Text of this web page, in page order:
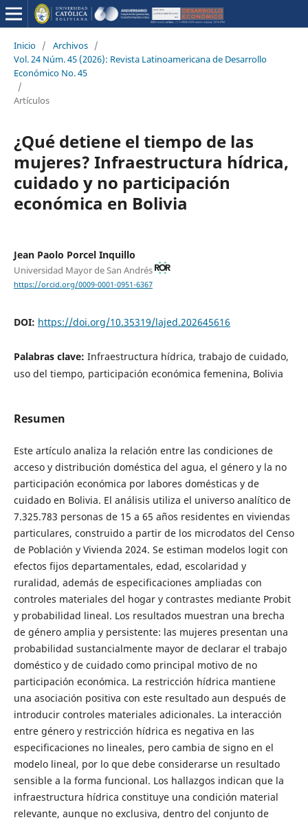
Inicio / Archivos /
Vol. 24 Núm. 45 (2026): Revista Latinoamericana de Desarrollo
Económico No. 45
/
Artículos
¿Qué detiene el tiempo de las
mujeres? Infraestructura hídrica,
cuidado y no participación
económica en Bolivia
Jean Paolo Porcel Inquillo
Universidad Mayor de San Andrés
https://orcid.org/0009-0001-0951-6367
DOI: https://doi.org/10.35319/lajed.202645616
Palabras clave: Infraestructura hídrica, trabajo de cuidado,
uso del tiempo, participación económica femenina, Bolivia
Resumen
Este artículo analiza la relación entre las condiciones de
acceso y distribución doméstica del agua, el género y la no
participación económica por labores domésticas y de
cuidado en Bolivia. El análisis utiliza el universo analítico de
7.325.783 personas de 15 a 65 años residentes en viviendas
particulares, construido a partir de los microdatos del Censo
de Población y Vivienda 2024. Se estiman modelos logit con
efectos fijos departamentales, edad, escolaridad y
ruralidad, además de especificaciones ampliadas con
controles materiales del hogar y contrastes mediante Probit
y probabilidad lineal. Los resultados muestran una brecha
de género amplia y persistente: las mujeres presentan una
probabilidad sustancialmente mayor de declarar el trabajo
doméstico y de cuidado como principal motivo de no
participación económica. La restricción hídrica mantiene
una asociación positiva con este resultado aun después de
introducir controles materiales adicionales. La interacción
entre género y restricción hídrica es negativa en las
especificaciones no lineales, pero cambia de signo en el
modelo lineal, por lo que debe considerarse un resultado
sensible a la forma funcional. Los hallazgos indican que la
infraestructura hídrica constituye una condición material
relevante, aunque no exclusiva, dentro del conjunto de